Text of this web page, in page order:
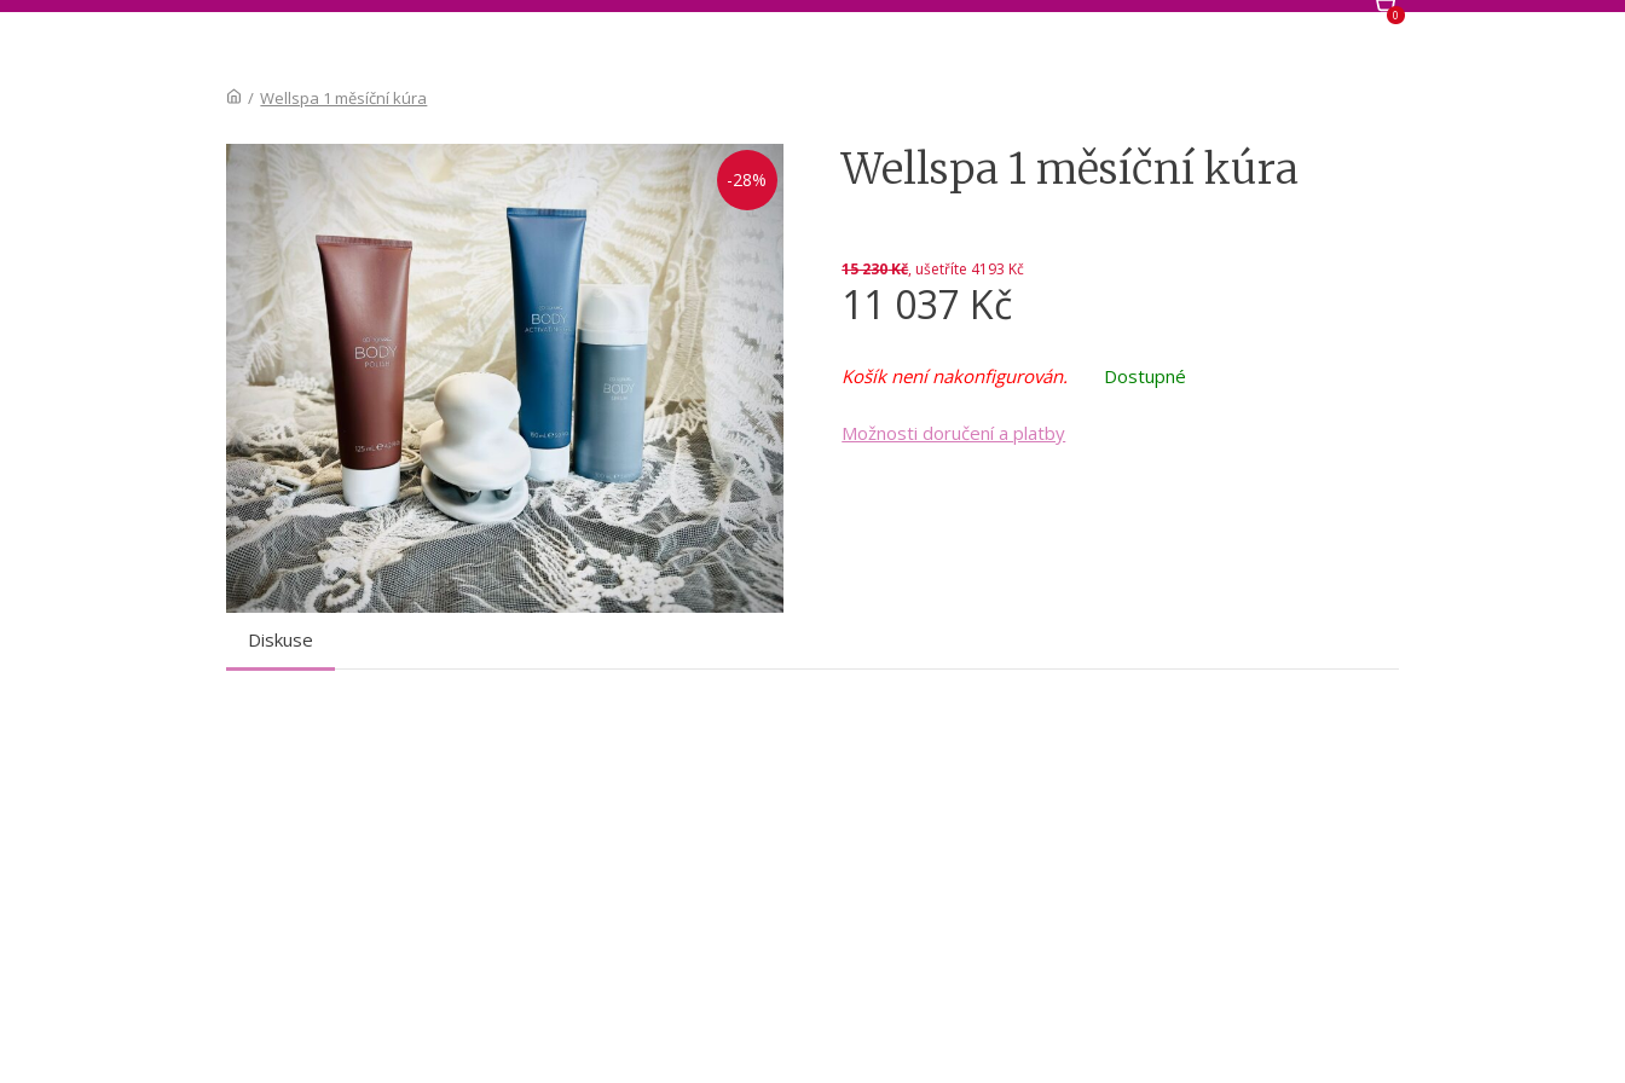
0
/ Wellspa 1 měsíční kúra
-28% Wellspa 1 měsíční kúra
15 230Kč, ušetříte 4193 Kč
11 037 Kč
Košík není nakonfigurován. Dostupné
Možnosti doručení a platby
Diskuse